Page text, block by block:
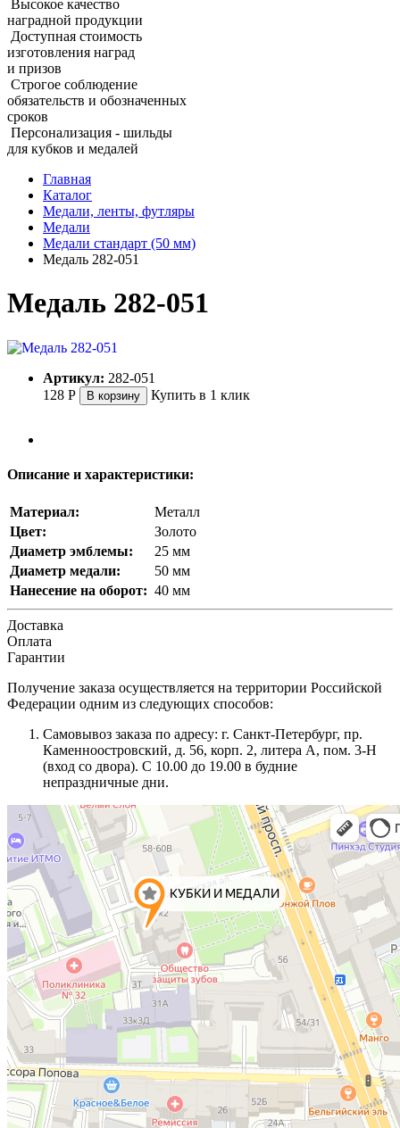
Высокое качество
наградной продукции
Доступная стоимость
изготовления наград
и призов
Строгое соблюдение
обязательств и обозначенных
сроков
Персонализация - шильды
для кубков и медалей
Главная
Каталог
Медали, ленты, футляры
Медали
Медали стандарт (50 мм)
Медаль 282‑051
Медаль 282‑051
Артикул: 282-051
128 Р В корзину Купить в 1 клик
Описание и характеристики:
Материал:
Металл
Цвет:
Золото
Диаметр эмблемы:
25 мм
Диаметр медали:
50 мм
Нанесение на оборот: 40 мм
Доставка
Оплата
Гарантии
Получение заказа осуществляется на территории Российской
Федерации одним из следующих способов:
Самовывоз заказа по адресу: г. Санкт-Петербург, пр.
Каменноостровский, д. 56, корп. 2, литера А, пом. 3-Н
(вход со двора). С 10.00 до 19.00 в будние
непраздничные дни.